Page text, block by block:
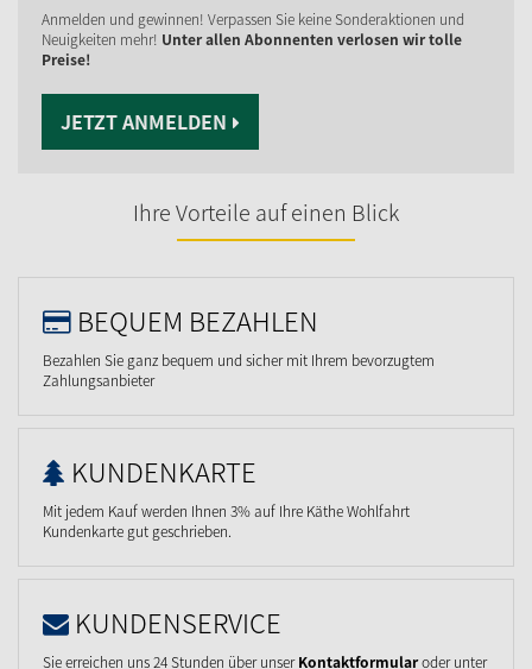
Anmelden und gewinnen! Verpassen Sie keine Sonderaktionen und
Neuigkeiten mehr! Unter allen Abonnenten verlosen wir tolle
Preise!
JETZT ANMELDEN
Ihre Vorteile auf einen Blick
BEQUEM BEZAHLEN
Bezahlen Sie ganz bequem und sicher mit Ihrem bevorzugtem
Zahlungsanbieter
KUNDENKARTE
Mit jedem Kauf werden Ihnen 3% auf Ihre Käthe Wohlfahrt
Kundenkarte gut geschrieben.
KUNDENSERVICE
Sie erreichen uns 24 Stunden über unserKontaktformularoder unter